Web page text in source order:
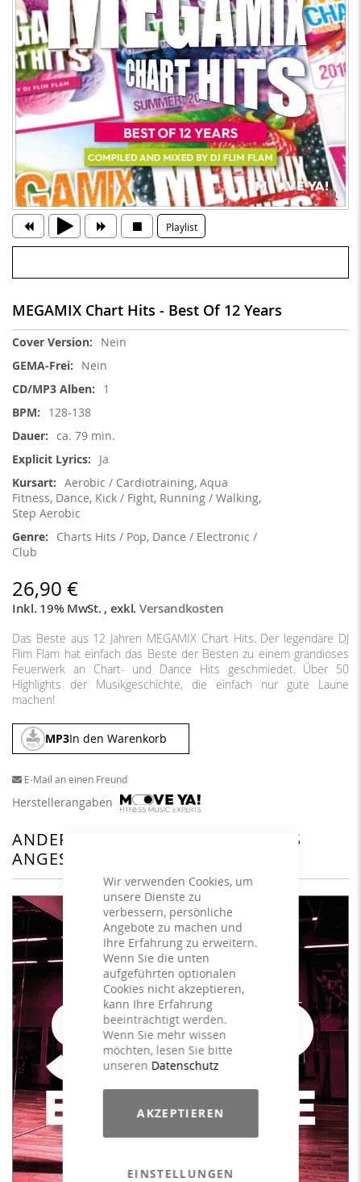
Wir verwenden Cookies, um
unsere Dienste zu
verbessern, persönliche
Angebote zu machen und
Ihre Erfahrung zu erweitern.
Wenn Sie die unten
aufgeführten optionalen
Cookies nicht akzeptieren,
kann Ihre Erfahrung
beeinträchtigt werden.
Wenn Sie mehr wissen
möchten, lesen Sie bitte
unseren Datenschutz
AKZEPTIEREN
EINSTELLUNGEN
Playlist
MEGAMIX Chart Hits - Best Of 12 Years
Weitere
Nein
Nein
1
128-138
ca. 79 min.
Ja
Aerobic / Cardiotraining, Aqua
Fitness, Dance, Kick / Fight, Running / Walking,
Step Aerobic
Charts Hits / Pop, Dance / Electronic /
Club
26,90 €
Inkl. 19% MwSt. , exkl. Versandkosten
Das Beste aus 12 Jahren MEGAMIX Chart Hits. Der legendäre DJ
Flim Flam hat einfach das Beste der Besten zu einem grandioses
Feuerwerk an Chart- und Dance Hits geschmiedet. Über 50
Highlights der Musikgeschichte, die einfach nur gute Laune
machen!
MP3In den Warenkorb
E-Mail an einen Freund
Herstellerangaben
ANDERE KUNDEN HABEN SICH DAS
ANGESEHEN